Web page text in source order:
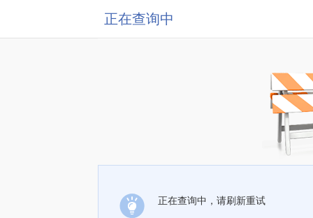
正在查询中
正在查询中，请刷新重试